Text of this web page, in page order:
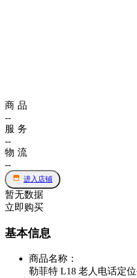
商品
--
服务
--
物流
--
进入店铺
暂无数据
立即购买
基本信息
商品名称 ：
勒菲特 L18 老人电话定